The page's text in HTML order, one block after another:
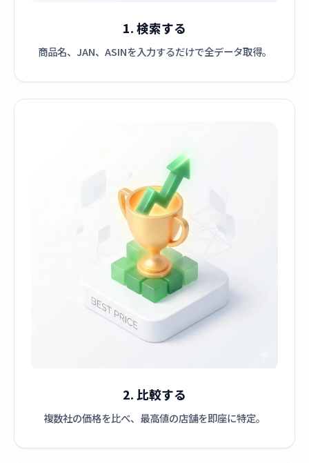
1. 検索する
商品名、JAN、ASINを入力するだけで全データ取得。
2. 比較する
複数社の価格を比べ、最高値の店舗を即座に特定。